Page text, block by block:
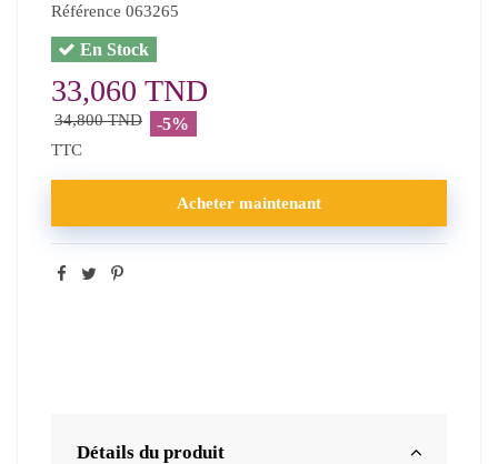
Référence 063265
En Stock
33,060 TND
34,800 TND -5%
TTC
Acheter maintenant
Détails du produit